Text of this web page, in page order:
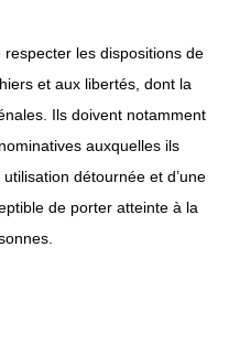
les dispositions de
et aux libertés, dont la
Ils doivent notamment
auxquelles ils
détournée et d’une
de porter atteinte à la